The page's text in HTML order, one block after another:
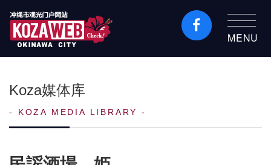
冲绳市旅游门户网站
MENU
Koza媒体库
KOZA MEDIA LIBRARY